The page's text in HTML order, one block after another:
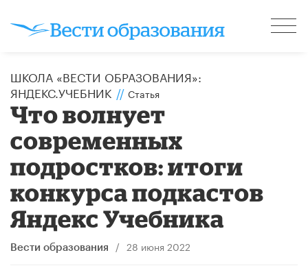
ШКОЛА «ВЕСТИ ОБРАЗОВАНИЯ»:
ЯНДЕКС.УЧЕБНИК // Статья
Что волнует
современных
подростков: итоги
конкурса подкастов
Яндекс Учебника
Вести образования / 28 июня 2022